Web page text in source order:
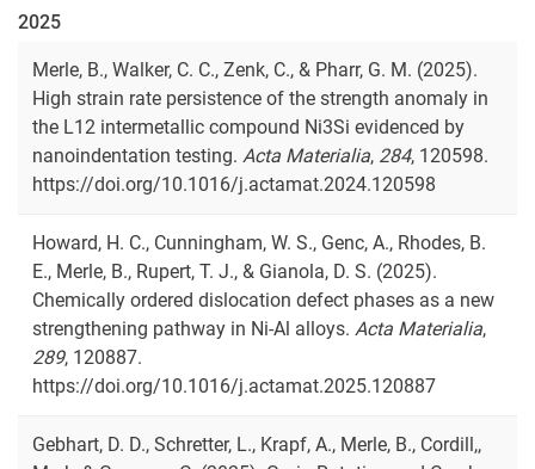
2025
Merle, B., Walker, C. C., Zenk, C., & Pharr, G. M. (2025).
High strain rate persistence of the strength anomaly in
the L12 intermetallic compound Ni3Si evidenced by
nanoindentation testing. Acta Materialia, 284, 120598.
https://doi.org/10.1016/j.actamat.2024.120598
Howard, H. C., Cunningham, W. S., Genc, A., Rhodes, B.
E., Merle, B., Rupert, T. J., & Gianola, D. S. (2025).
Chemically ordered dislocation defect phases as a new
strengthening pathway in Ni-Al alloys. Acta Materialia,
289, 120887.
https://doi.org/10.1016/j.actamat.2025.120887
Gebhart, D. D., Schretter, L., Krapf, A., Merle, B., Cordill,,